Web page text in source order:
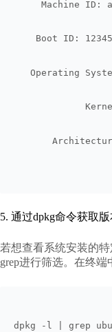
Machine ID:
Boot ID:
Operating
5. 通过dpkg命令获取
若想查看系统安装的
grep进行筛选。在终端
dpkg -l | grep